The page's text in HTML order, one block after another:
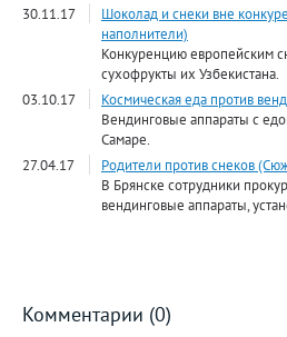
30.11.17
Шоколад и снеки вне
наполнители)
Конкуренцию европейским
сухофрукты их Узбекистана.
03.10.17
Космическая еда против
Вендинговые аппараты с
Самаре.
27.04.17
Родители против снеков
В Брянске сотрудники
вендинговые аппараты,
Комментарии (0)